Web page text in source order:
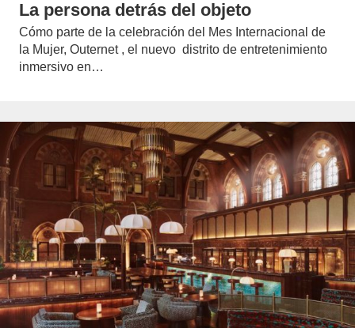
La persona detrás del objeto
Cómo parte de la celebración del Mes Internacional de
la Mujer, Outernet , el nuevo distrito de entretenimiento
inmersivo en…